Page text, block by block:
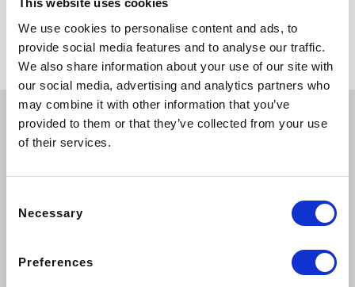
This website uses cookies
We use cookies to personalise content and ads, to
provide social media features and to analyse our traffic.
We also share information about your use of our site with
our social media, advertising and analytics partners who
may combine it with other information that you’ve
provided to them or that they’ve collected from your use
of their services.
Selection
Necessary
Preferences